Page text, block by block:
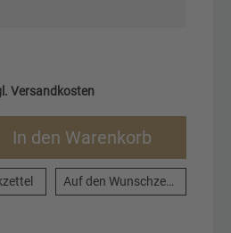
Versandkosten
In den Warenkorb
Auf den Wunschzettel